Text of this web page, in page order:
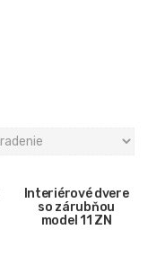
Interiérové dvere
so zárubňou
model 11 ZN